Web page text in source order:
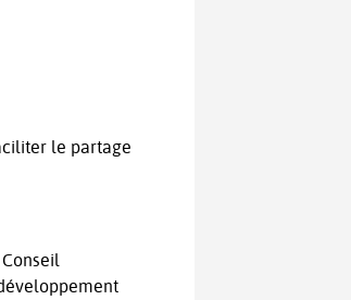
le partage